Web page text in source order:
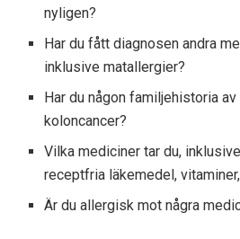
nyligen?
Har du fått diagnosen andra
inklusive matallergier?
Har du någon familjehistoria
koloncancer?
Vilka mediciner tar du,
receptfria läkemedel,
Är du allergisk mot några